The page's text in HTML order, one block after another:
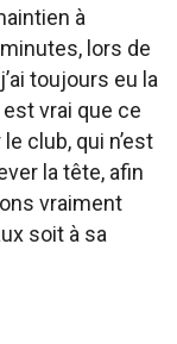
à
lors de
toujours eu la
vrai que ce
club, qui n’est
la tête, afin
vraiment
soit à sa